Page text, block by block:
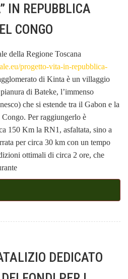
IN REPUBBLICA
CONGO
della Regione Toscana
progetto-vita-in-repubblica-
di Kinta è un villaggio
di Bateke, l’immenso
che si estende tra il Gabon e la
Per raggiungerlo è
150 Km la RN1, asfaltata, sino a
per circa 30 km con un tempo
ottimali di circa 2 ore, che
DEDICATO